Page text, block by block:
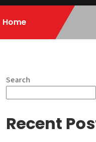
Home
Search
Recent